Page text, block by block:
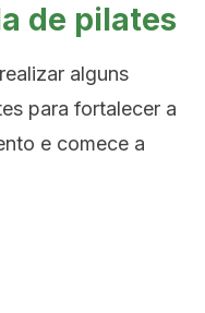
de pilates
alguns
para fortalecer a
e comece a